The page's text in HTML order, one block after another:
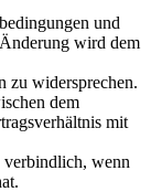
und
wird dem
zu widersprechen.
dem
mit
verbindlich, wenn